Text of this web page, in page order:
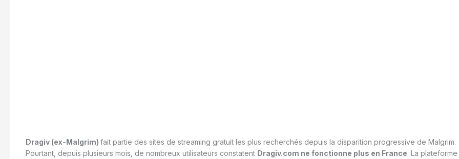
Dragiv (ex-Malgrim) fait partie des sites de streaming gratuit les plus recherchés depuis la disparition progressive de Malgrim.
Pourtant, depuis plusieurs mois, de nombreux utilisateurs constatent Dragiv.com ne fonctionne plus en France. La plateforme